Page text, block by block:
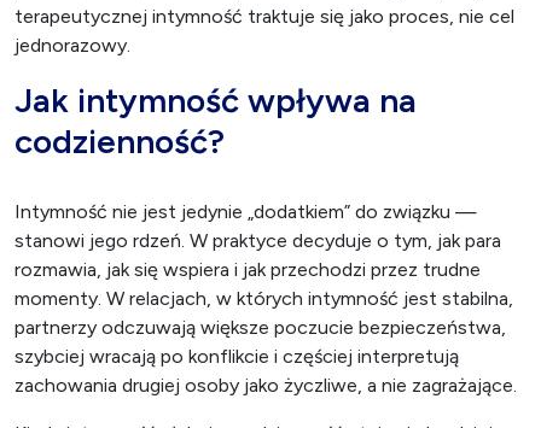
terapeutycznej intymność traktuje się jako proces, nie cel
jednorazowy.
Jak intymność wpływa na
codzienność?
Intymność nie jest jedynie „dodatkiem” do związku —
stanowi jego rdzeń. W praktyce decyduje o tym, jak para
rozmawia, jak się wspiera i jak przechodzi przez trudne
momenty. W relacjach, w których intymność jest stabilna,
partnerzy odczuwają większe poczucie bezpieczeństwa,
szybciej wracają po konflikcie i częściej interpretują
zachowania drugiej osoby jako życzliwe, a nie zagrażające.